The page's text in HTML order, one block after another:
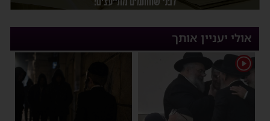
אולי יעניין אותך